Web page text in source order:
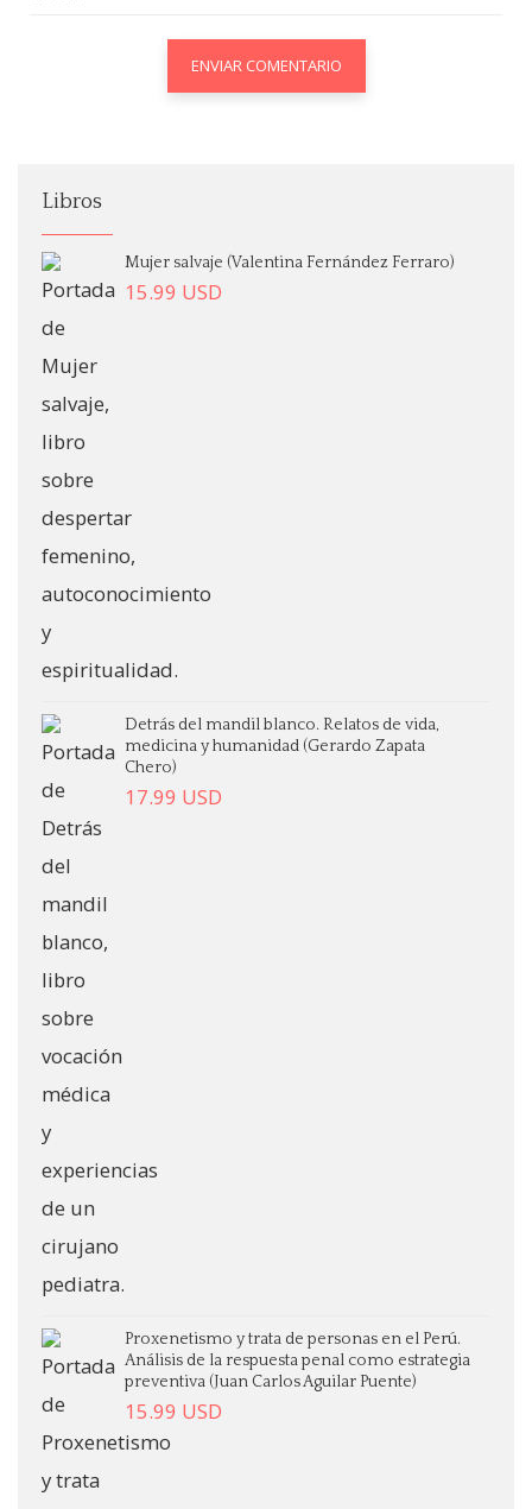
Libros
Mujer salvaje (Valentina Fernández Ferraro)
15.99 USD
Detrás del mandil blanco. Relatos de vida,
medicina y humanidad (Gerardo Zapata
Chero)
17.99 USD
Proxenetismo y trata de personas en el Perú.
Análisis de la respuesta penal como estrategia
preventiva (Juan Carlos Aguilar Puente)
15.99 USD